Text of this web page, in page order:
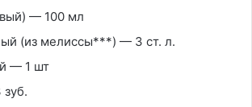
— 100 мл
(из мелиссы***) — 3 ст. л.
— 1 шт